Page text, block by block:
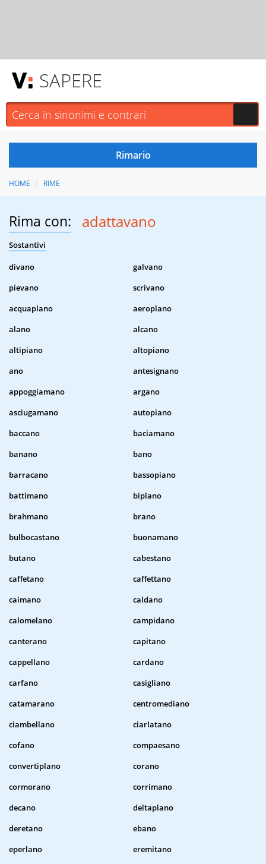
SAPERE
HOME RIME
Rima con: adattavano
Sostantivi
divano
galvano
pievano
scrivano
acquaplano
aeroplano
alano
alcano
altipiano
altopiano
ano
antesignano
appoggiamano
argano
asciugamano
autopiano
baccano
baciamano
banano
bano
barracano
bassopiano
battimano
biplano
brahmano
brano
bulbocastano
buonamano
butano
cabestano
caffetano
caffettano
caimano
caldano
calomelano
campidano
canterano
capitano
cappellano
cardano
carfano
casigliano
catamarano
centromediano
ciambellano
ciarlatano
cofano
compaesano
convertiplano
corano
cormorano
corrimano
decano
deltaplano
deretano
ebano
eperlano
eremitano